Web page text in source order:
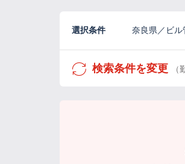
選択条件 奈良県／ビ
検索条件を変更